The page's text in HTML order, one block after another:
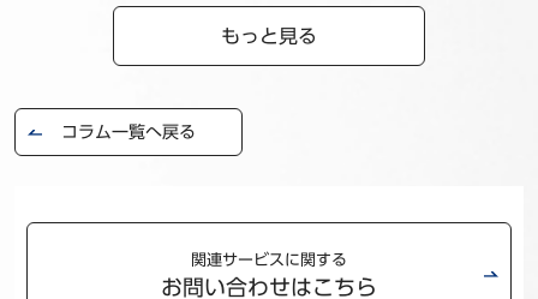
もっと見る
コラム一覧へ戻る
関連サービスに関する
お問い合わせはこちら